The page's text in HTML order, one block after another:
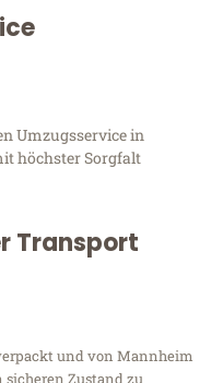
Umzugsservice in
höchster Sorgfalt
Transport
und von Mannheim